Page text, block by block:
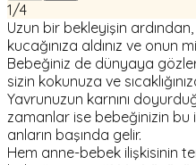
1/4
Uzun bir bekleyişin
kucağınıza aldınız ve onun
Bebeğiniz de dünyaya
sizin kokunuza ve
Yavrunuzun karnını
zamanlar ise bebeğinizin bu
anların başında gelir.
Hem anne-bebek ilişkisinin